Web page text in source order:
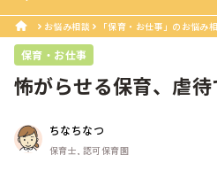
お悩み相談 「保育・お仕事」のお悩み
保育・お仕事
怖がらせる保育、虐待
ちなちなつ
保育士, 認可保育園